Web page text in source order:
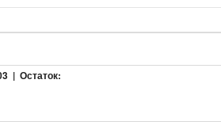
| Остаток: